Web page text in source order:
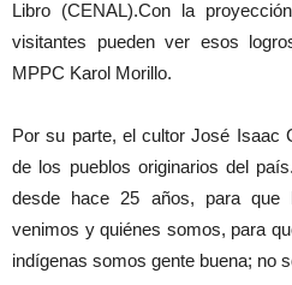
Libro (CENAL).Con la
visitantes pueden ver esos
MPPC Karol Morillo.
Por su parte, el cultor José Isaac
de los pueblos originarios del
desde hace 25 años, para que
venimos y quiénes somos, para
indígenas somos gente buena; no